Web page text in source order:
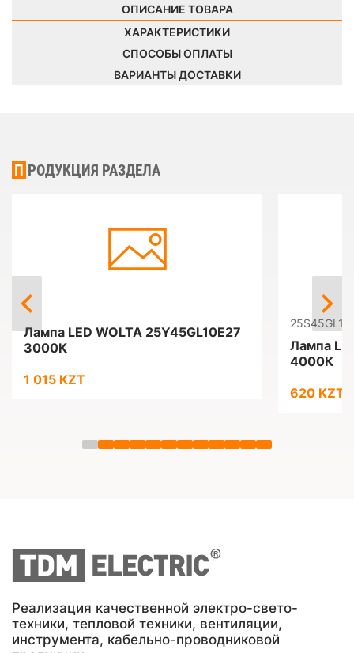
ОПИСАНИЕ ТОВАРА
ХАРАКТЕРИСТИКИ
СПОСОБЫ ОПЛАТЫ
ВАРИАНТЫ ДОСТАВКИ
ПРОДУКЦИЯ РАЗДЕЛА
Лампа LED WOLTA 25Y45GL10E27
3000К
1 015 KZT
Лампа
4000К
620 KZT
Реализация качественной электро-свето-
техники, тепловой техники, вентиляции,
инструмента, кабельно-проводниковой